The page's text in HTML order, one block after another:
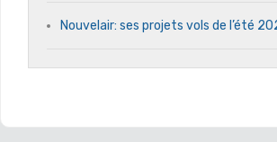
Nouvelair: ses projets vols de l’été